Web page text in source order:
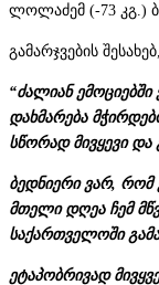
ლოლაძემ (-73 კგ.)
გამარჯვების
“ძალიან ემოციებში
დახმარება
სწორად მივყევი და
ბედნიერი ვარ, რომ
მთელი დღეა ჩემ
საქართველოში
ეტაპობრივად